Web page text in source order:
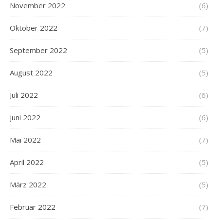
November 2022 (6)
Oktober 2022 (7)
September 2022 (5)
August 2022 (5)
Juli 2022 (6)
Juni 2022 (6)
Mai 2022 (7)
April 2022 (5)
März 2022 (5)
Februar 2022 (7)